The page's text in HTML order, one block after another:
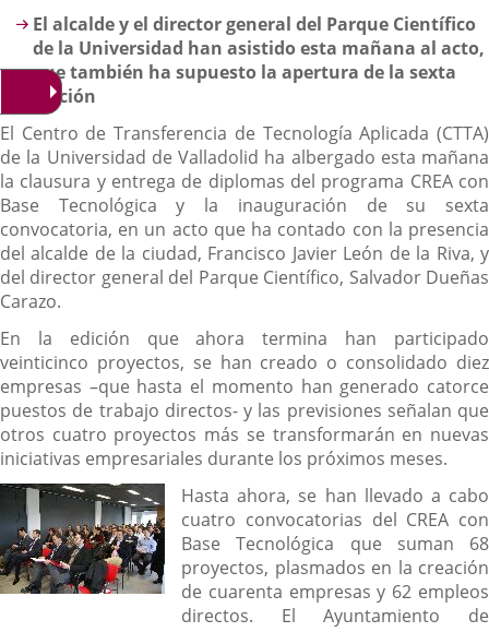
Descripción
El alcalde y el director general del Parque Científico
de la Universidad han asistido esta mañana al acto,
que también ha supuesto la apertura de la sexta
edición
El Centro de Transferencia de Tecnología Aplicada (CTTA)
de la Universidad de Valladolid ha albergado esta mañana
la clausura y entrega de diplomas del programa CREA con
Base Tecnológica y la inauguración de su sexta
convocatoria, en un acto que ha contado con la presencia
del alcalde de la ciudad, Francisco Javier León de la Riva, y
del director general del Parque Científico, Salvador Dueñas
Carazo.
En la edición que ahora termina han participado
veinticinco proyectos, se han creado o consolidado diez
empresas –que hasta el momento han generado catorce
puestos de trabajo directos- y las previsiones señalan que
otros cuatro proyectos más se transformarán en nuevas
iniciativas empresariales durante los próximos meses.
Hasta ahora, se han llevado a cabo
cuatro convocatorias del CREA con
Base Tecnológica que suman 68
proyectos, plasmados en la creación
de cuarenta empresas y 62 empleos
directos. El Ayuntamiento de